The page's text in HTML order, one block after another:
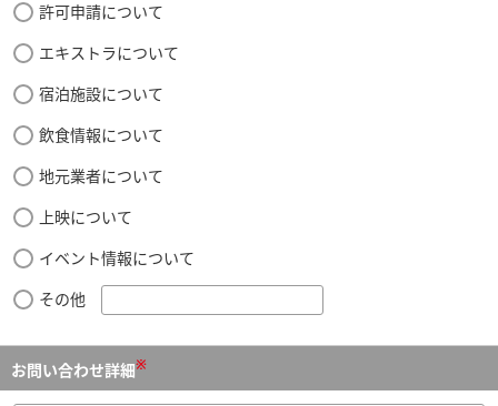
許可申請について
エキストラについて
宿泊施設について
飲食情報について
地元業者について
上映について
イベント情報について
その他
お問い合わせ詳細※